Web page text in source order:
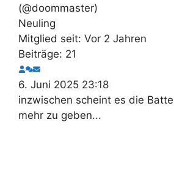
(@doommaster)
Neuling
Mitglied seit: Vor 2 Jahren
Beiträge: 21
6. Juni 2025 23:18
inzwischen scheint es die
mehr zu geben...